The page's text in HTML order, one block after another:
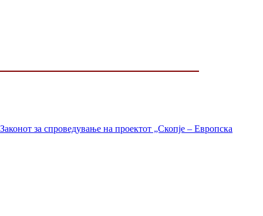
за спроведување на проектот „Скопје – Европска